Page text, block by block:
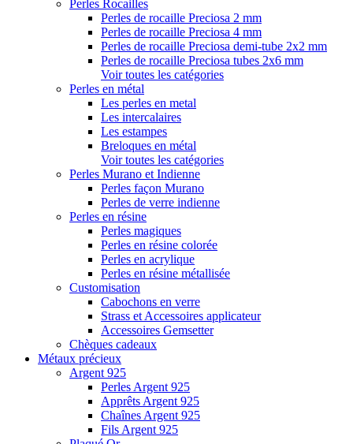
Perles Rocailles
Perles de rocaille Preciosa 2 mm
Perles de rocaille Preciosa 4 mm
Perles de rocaille Preciosa demi-tube 2x2 mm
Perles de rocaille Preciosa tubes 2x6 mm
Voir toutes les catégories
Perles en métal
Les perles en metal
Les intercalaires
Les estampes
Breloques en métal
Voir toutes les catégories
Perles Murano et Indienne
Perles façon Murano
Perles de verre indienne
Perles en résine
Perles magiques
Perles en résine colorée
Perles en acrylique
Perles en résine métallisée
Customisation
Cabochons en verre
Strass et Accessoires applicateur
Accessoires Gemsetter
Chèques cadeaux
Métaux précieux
Argent 925
Perles Argent 925
Apprêts Argent 925
Chaînes Argent 925
Fils Argent 925